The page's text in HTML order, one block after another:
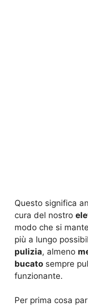
Questo significa
cura del nostro
modo che si
più a lungo
pulizia, almeno
bucato sempre
funzionante.
Per prima cosa